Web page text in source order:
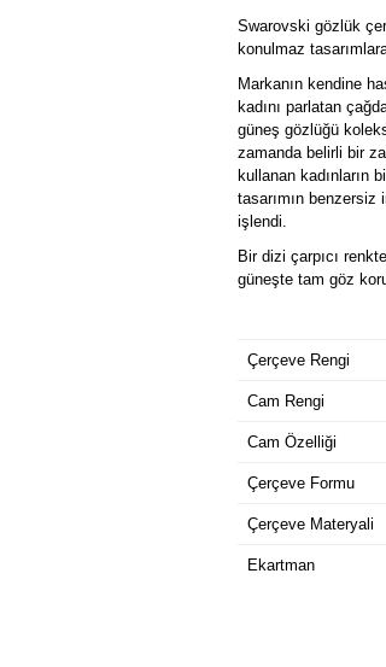
Swarovski gözlük
konulmaz
Markanın kendine
kadını parlatan
güneş gözlüğü
zamanda belirli bir
kullanan kadınların
tasarımın
işlendi.
Bir dizi çarpıcı
güneşte tam göz
Çerçeve Rengi
Cam Rengi
Cam Özelliği
Çerçeve Formu
Çerçeve Materyali
Ekartman